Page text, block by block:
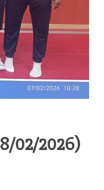
02/2026)